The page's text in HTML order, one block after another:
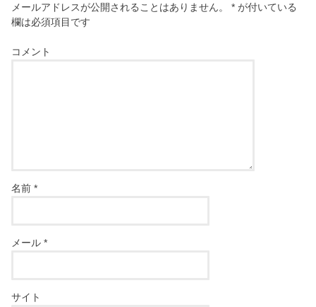
メールアドレスが公開されることはありません。 * が付いている
欄は必須項目です
コメント
名前*
メール*
サイト